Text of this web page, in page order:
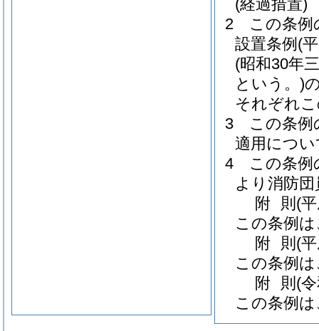
(経過措置)
2
この条例
設置条例 (
(昭和30年
という。)
それぞれ
3
この条
適用につ
4
この条例
より消防
附 則 (
この条例
附 則 (
この条例
附 則 (
この条例